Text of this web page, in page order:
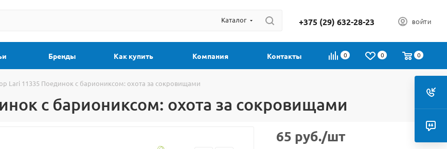
Каталог +375 (29) 632-28-23 ВОЙТИ
0 0 0
Бренды Как купить Компания Контакты
Lari 11335 Поединок с бариониксом: охота за сокровищами
с бариониксом: охота за сокровищами
65 руб./шт